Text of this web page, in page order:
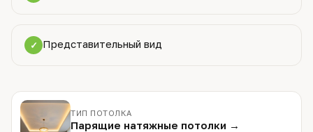
✓ Представительный вид
ТИП ПОТОЛКА
Парящие натяжные потолки →